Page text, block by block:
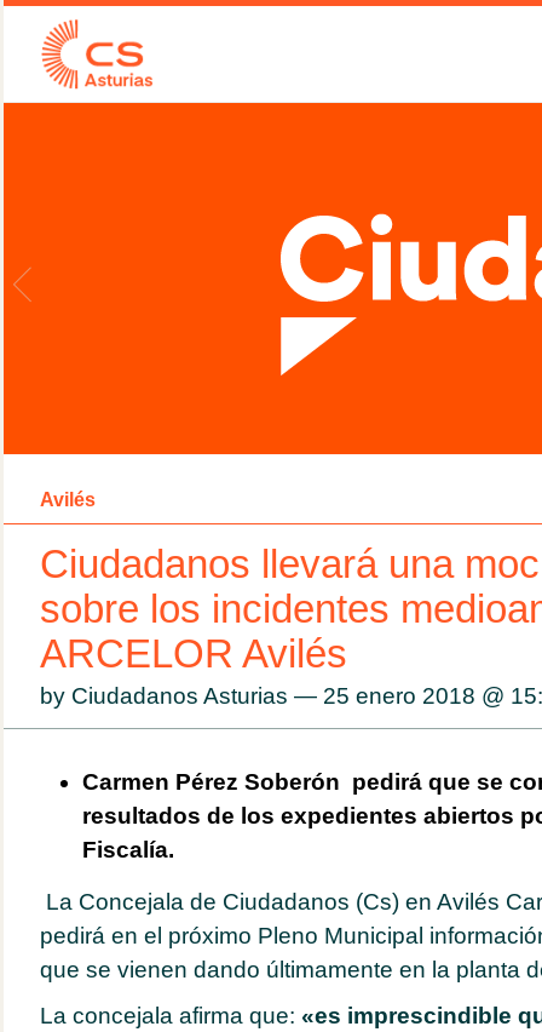
Avilés
Ciudadanos llevará una
sobre los incidentes
ARCELOR Avilés
by Ciudadanos Asturias — 25 enero 2018 @
Carmen Pérez Soberón pedirá que se
resultados de los expedientes abiertos
Fiscalía.
La Concejala de Ciudadanos (Cs) en Avilés
pedirá en el próximo Pleno Municipal
que se vienen dando últimamente en la planta
La concejala afirma que: «es imprescindible